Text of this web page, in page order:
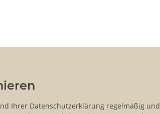
Ihrer Datenschutzerklärung regelmäßig und